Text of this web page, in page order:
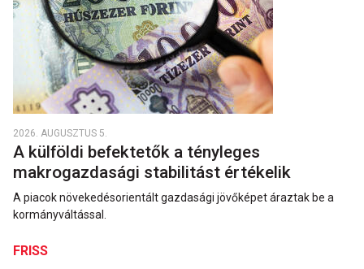
2026. AUGUSZTUS 5.
A külföldi befektetők a tényleges
makrogazdasági stabilitást értékelik
A piacok növekedésorientált gazdasági jövőképet áraztak be a
kormányváltással.
FRISS